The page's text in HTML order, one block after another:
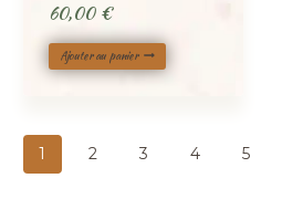
60,00 €
Ajouter au panier
1 2 3 4 5